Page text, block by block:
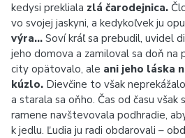
kedysi prekliala zlá čarodejnica.
vo svojej jaskyni, a kedykoľvek ju
výra… Soví kráľ sa prebudil, uvidel
jeho domova a zamiloval sa doň na
city opätovalo, ale ani jeho láska
kúzlo. Dievčine to však
a starala sa oňho. Čas od času však
ramene navštevovala podhradie,
k jedlu. Ľudia ju radi obdarovali –